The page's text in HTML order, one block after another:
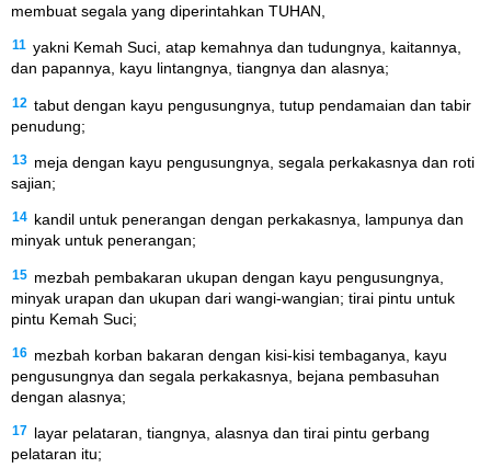
membuat segala yang diperintahkan TUHAN,
11 yakni Kemah Suci, atap kemahnya dan tudungnya, kaitannya,
dan papannya, kayu lintangnya, tiangnya dan alasnya;
12 tabut dengan kayu pengusungnya, tutup pendamaian dan tabir
penudung;
13 meja dengan kayu pengusungnya, segala perkakasnya dan roti
sajian;
14 kandil untuk penerangan dengan perkakasnya, lampunya dan
minyak untuk penerangan;
15 mezbah pembakaran ukupan dengan kayu pengusungnya,
minyak urapan dan ukupan dari wangi-wangian; tirai pintu untuk
pintu Kemah Suci;
16 mezbah korban bakaran dengan kisi-kisi tembaganya, kayu
pengusungnya dan segala perkakasnya, bejana pembasuhan
dengan alasnya;
17
layar pelataran, tiangnya, alasnya dan tirai pintu gerbang
pelataran itu;